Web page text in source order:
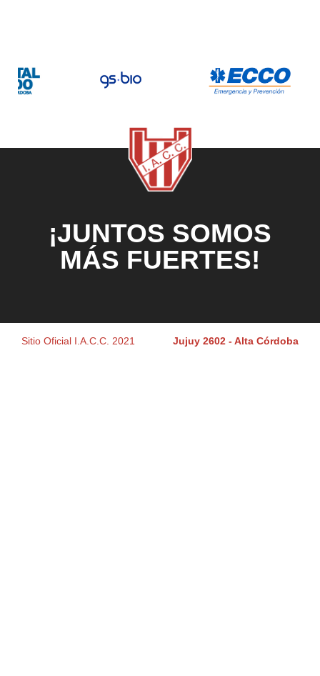
¡JUNTOS SOMOS
MÁS FUERTES!
Sitio Oficial I.A.C.C. 2021 Jujuy 2602 - Alta Córdoba